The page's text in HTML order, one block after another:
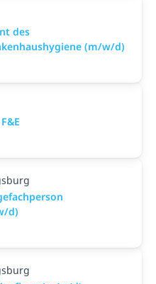
des
(m/w/d)
d)